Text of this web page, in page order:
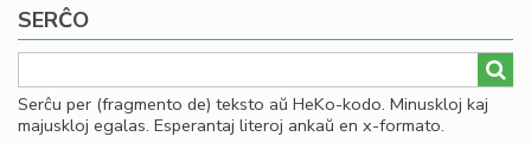
SERĈO
Serĉu per (fragmento de) teksto aŭ HeKo-kodo. Minuskloj kaj
majuskloj egalas. Esperantaj literoj ankaŭ en x-formato.